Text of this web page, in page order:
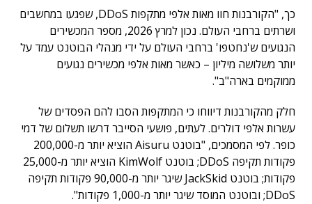
כך, "הקורבנות חוו מאות אלפי מתקפות DDoS, שפגעו במחשבים
ושרתים ברחבי העולם. נכון למרץ 2026, מספר המכשירים
הנגועים ש'נחטפו' ברחבי העולם על ידי מנהלי הבוטנט עמד על
יותר משלושה מיליון – כאשר מאות אלפי מכשירים נגועים
ממוקמים בארה"ב".
חלק מהקורבנות דיווחו כי המתקפות הסבו להם הפסדים של
עשרות אלפי דולרים. לעתים, פושעי הסייבר דרשו תשלום של דמי
כופר. לפי המסמכים, "בוטנט Aisuru הוציא יותר מ-200,000
פקודות תקיפה DDoS; בוטנט KimWolf הוציא יותר מ-25,000
פקודות; בוטנט JackSkid שיגר יותר מ-90,000 פקודות תקיפה
DDoS; ובוטנט המוסד שיגר יותר מ-1,000 פקודות".